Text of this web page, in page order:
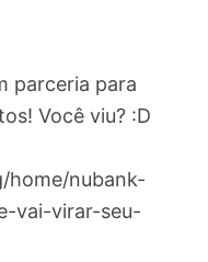
parceria para
Você viu? :D
home/nubank-
vai-virar-seu-